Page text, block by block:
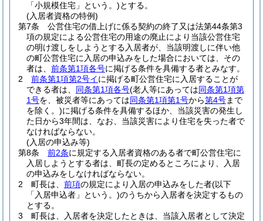
「小規模住宅」という。)とする。
(入居者資格の特例)
第7条
公営住宅の借上げに係る契約の終了又は法第44条第3
項の規定による公営住宅の用途の廃止により当該公営住宅
の明け渡しをしようとする入居者が、当該明渡しに伴い他
の町公営住宅に入居の申込みをした場合においては、その
者は、 前条第1項各号に掲げる条件を具備する者とみなす。
2
前条第1項第2号イに掲げる町公営住宅に入居することが
できる者は、 同条第1項各号(老人等にあっては同条第1項第
1号を、被災者等にあっては同条第1項第1号から第4号まで
を除く。)に掲げる条件を具備するほか、当該災害の発生し
た日から3年間は、なお、当該災害により住宅を失った者で
なければならない。
(入居の申込み等)
第8条
前2条に規定する入居者資格のある者で町公営住宅に
入居しようとする者は、町長の定めるところにより、入居
の申込みをしなければならない。
2
町長は、 前項の規定により入居の申込みをした者(以下
「入居申込者」という。)のうちから入居者を決定するもの
とする。
3
町長は、入居者を決定したときは、当該入居者として決定